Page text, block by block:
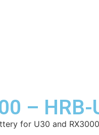
–
for U30 and RX3000